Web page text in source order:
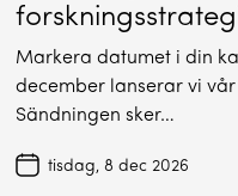
Markera datumet i din
december lanserar vi
Sändningen sker…
tisdag, 8 dec 2026